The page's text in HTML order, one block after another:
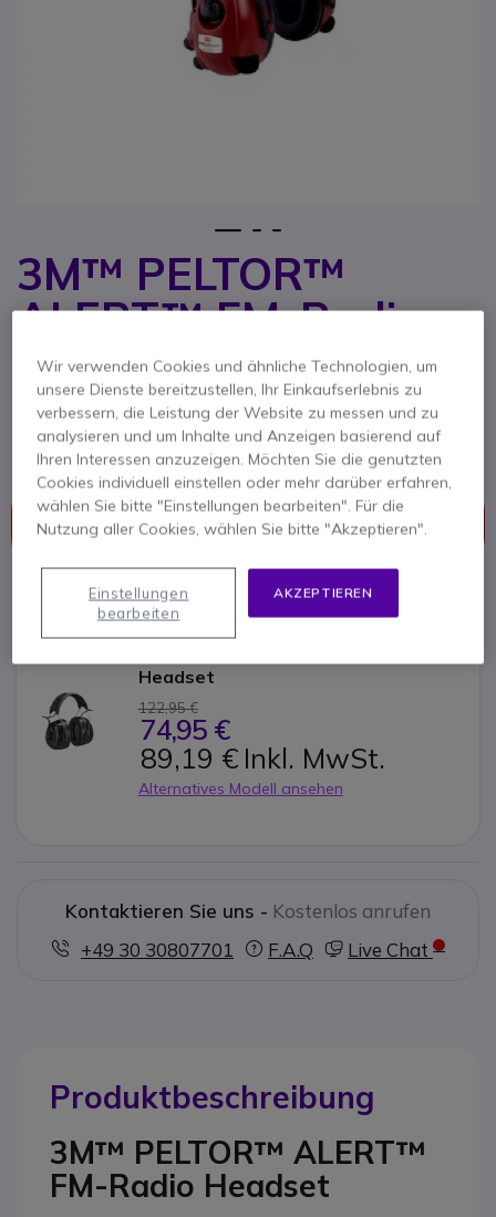
3M™ PELTOR™
ALERT™ FM-Radio
Headset, Kopfbügel
Produkt-Referenz: PELALERTFM // Hersteller-Referenz: M2RX7A2
Gehörschutz Headset und Radio in einem Gerät
Dieses Produkt wird nicht mehr hergestellt
Wir empfehlen Ihnen als Nachfolgeprodukt:3M
Headset
122,95 €
74,95 €
89,19 € Inkl. MwSt.
Alternatives Modell ansehen
Kontaktieren Sie uns - Kostenlos anrufen
+49 30 30807701
F.A.Q Live Chat
Zum Anfang der Bildgalerie springen
Produktbeschreibung
3M™ PELTOR™ ALERT™
FM-Radio Headset
Wir verwenden Cookies und ähnliche Technologien, um
unsere Dienste bereitzustellen, Ihr Einkaufserlebnis zu
verbessern, die Leistung der Website zu messen und zu
analysieren und um Inhalte und Anzeigen basierend auf
Ihren Interessen anzuzeigen. Möchten Sie die genutzten
Cookies individuell einstellen oder mehr darüber erfahren,
wählen Sie bitte "Einstellungen bearbeiten". Für die
Nutzung aller Cookies, wählen Sie bitte "Akzeptieren".
AKZEPTIEREN
Einstellungen
bearbeiten